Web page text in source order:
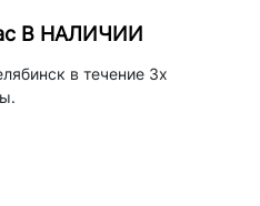
В НАЛИЧИИ
в течение 3х